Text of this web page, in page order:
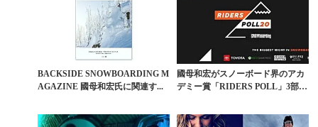
BACKSIDE SNOWBOARDING M
AGAZINE 國母和宏氏に関連す...
國母和宏がスノーボード界のアカ
デミー賞「RIDERS POLL」3部門